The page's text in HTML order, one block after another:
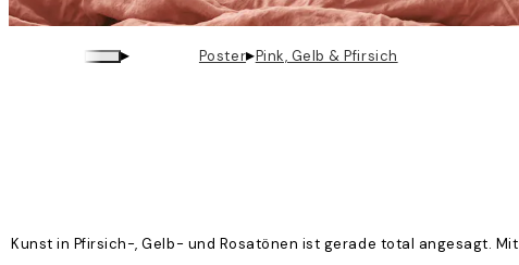
▸ Poster▸Pink, Gelb & Pfirsich
Kunst in Pfirsich-, Gelb- und Rosatönen ist gerade total angesagt.